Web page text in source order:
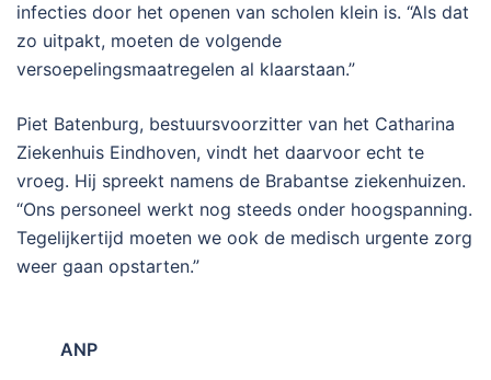
infecties door het openen van scholen klein is. “Als dat
zo uitpakt, moeten de volgende
versoepelingsmaatregelen al klaarstaan.”
Piet Batenburg, bestuursvoorzitter van het Catharina
Ziekenhuis Eindhoven, vindt het daarvoor echt te
vroeg. Hij spreekt namens de Brabantse ziekenhuizen.
“Ons personeel werkt nog steeds onder hoogspanning.
Tegelijkertijd moeten we ook de medisch urgente zorg
weer gaan opstarten.”
ANP